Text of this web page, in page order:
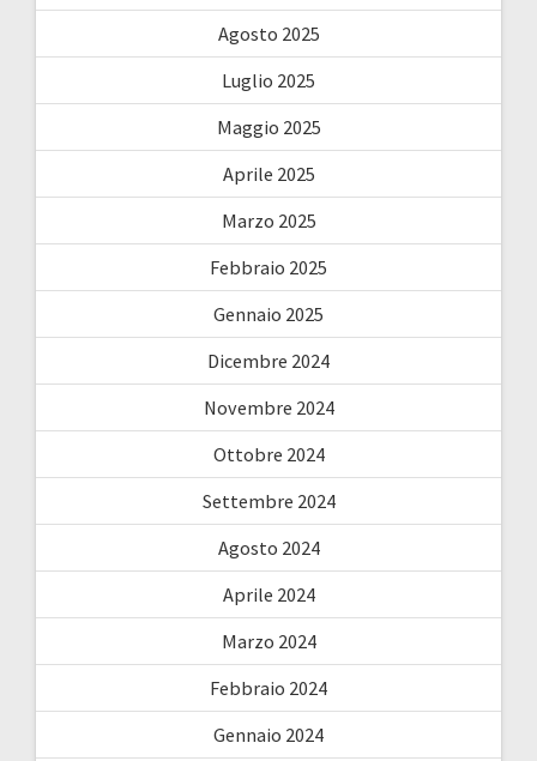
Agosto 2025
Luglio 2025
Maggio 2025
Aprile 2025
Marzo 2025
Febbraio 2025
Gennaio 2025
Dicembre 2024
Novembre 2024
Ottobre 2024
Settembre 2024
Agosto 2024
Aprile 2024
Marzo 2024
Febbraio 2024
Gennaio 2024